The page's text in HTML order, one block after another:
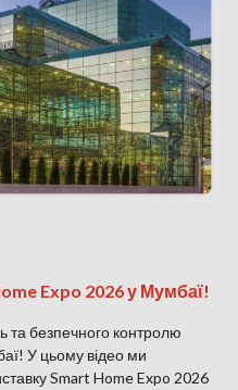
Expo 2026 у Мумбаї!
та безпечного контролю
У цьому відео ми
Smart Home Expo 2026